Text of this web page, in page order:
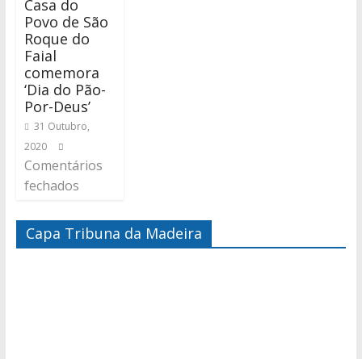
Casa do
Povo de São
Roque do
Faial
comemora
‘Dia do Pão-
Por-Deus’
31 Outubro,
2020
Comentários
fechados
Capa Tribuna da Madeira